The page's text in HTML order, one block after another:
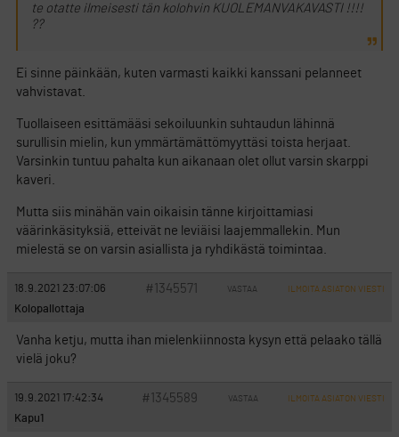
te otatte ilmeisesti tän kolohvin KUOLEMANVAKAVASTI !!!!
??
Ei sinne päinkään, kuten varmasti kaikki kanssani pelanneet
vahvistavat.
Tuollaiseen esittämääsi sekoiluunkin suhtaudun lähinnä
surullisin mielin, kun ymmärtämättömyyttäsi toista herjaat.
Varsinkin tuntuu pahalta kun aikanaan olet ollut varsin skarppi
kaveri.
Mutta siis minähän vain oikaisin tänne kirjoittamiasi
väärinkäsityksiä, etteivät ne leviäisi laajemmallekin. Mun
mielestä se on varsin asiallista ja ryhdikästä toimintaa.
18.9.2021 23:07:06 #1345571 VASTAA ILMOITA ASIATON VIESTI
Kolopallottaja
Vanha ketju, mutta ihan mielenkiinnosta kysyn että pelaako tällä
vielä joku?
19.9.2021 17:42:34 #1345589 VASTAA ILMOITA ASIATON VIESTI
Kapu1